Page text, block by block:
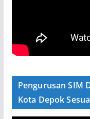
Pengurusan SIM
Kota Depok